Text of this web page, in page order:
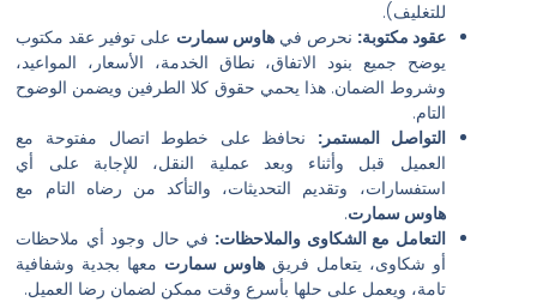
مكتوبة: نحرص فيهاوس سمارتعلى توفير عقد مكتوب
جميع بنود الاتفاق، نطاق الخدمة، الأسعار، المواعيد،
الضمان. هذا يحمي حقوق كلا الطرفين ويضمن الوضوح
المستمر:نحافظ على خطوط اتصال مفتوحة مع
قبل وأثناء وبعد عملية النقل، للإجابة على أي
وتقديم التحديثات، والتأكد من رضاه التام مع
سمارت.
مع الشكاوى والملاحظات:في حال وجود أي ملاحظات
شكاوى، يتعامل فريق هاوس سمارتمعها بجدية وشفافية
ويعمل على حلها بأسرع وقت ممكن لضمان رضا العميل.